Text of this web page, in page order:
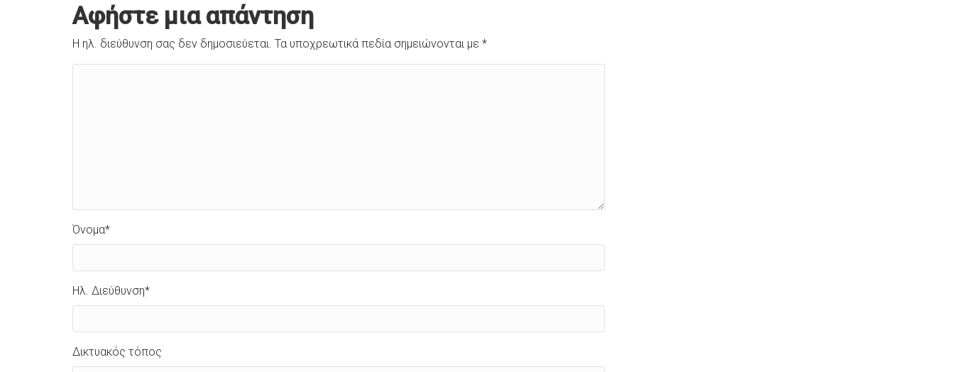
Αφήστε μια απάντηση
Η ηλ. διεύθυνση σας δεν δημοσιεύεται. Τα υποχρεωτικά πεδία σημειώνονται με *
Όνομα*
Ηλ. Διεύθυνση*
Δικτυακός τόπος